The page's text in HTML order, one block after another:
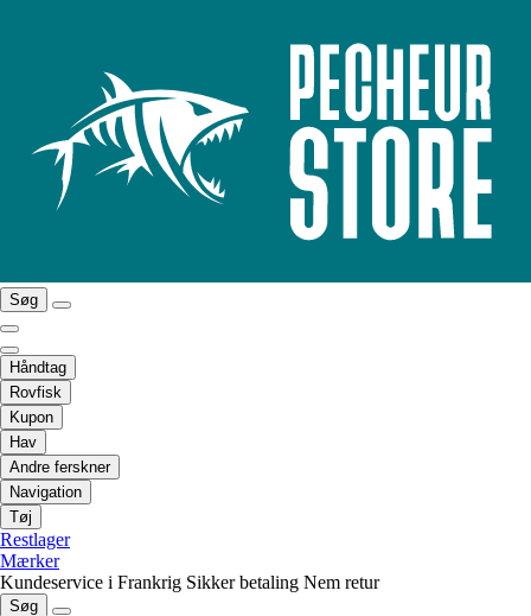
Søg
Håndtag
Rovfisk
Kupon
Hav
Andre ferskner
Navigation
Tøj
Restlager
Mærker
Kundeservice i Frankrig Sikker betaling Nem retur
Søg